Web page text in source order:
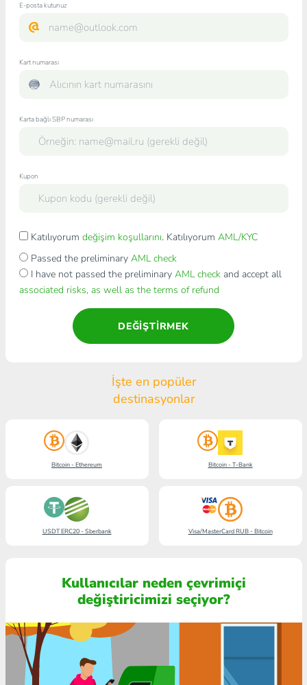
E-posta kutunuz
Kart numarası
Karta bağlı SBP numarası
Kupon
Katılıyorum değişim koşullarını. Katılıyorum AML/KYC
Passed the preliminary AML check
I have not passed the preliminary AML checkand accept all
associated risks, as well as the terms of refund
DEĞIŞTIRMEK
İşte en popüler
destinasyonlar
Bitcoin - Ethereum Bitcoin - T-Bank
USDT ERC20 - Sberbank Visa/MasterCard RUB - Bitcoin
Kullanıcılar neden çevrimiçi
değiştiricimizi seçiyor?